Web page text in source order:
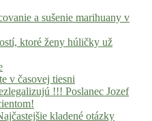
a sušenie marihuany v
ktoré ženy húličky už
v časovej tiesni
!!! Poslanec Jozef
kladené otázky